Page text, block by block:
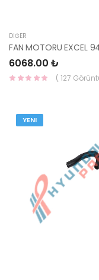
DIĞER
6068.00 ₺
( 127
YENI